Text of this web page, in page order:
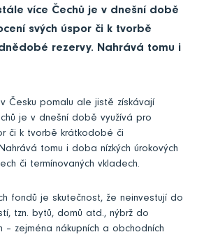
více Čechů je v dnešní době
svých úspor či k tvorbě
rezervy. Nahrává tomu i
Česku pomalu ale jistě získávají
je v dnešní době využívá pro
či k tvorbě krátkodobé či
tomu i doba nízkých úrokových
či termínovaných vkladech.
fondů je skutečnost, že neinvestují do
tzn. bytů, domů atd., nýbrž do
– zejména nákupních a obchodních